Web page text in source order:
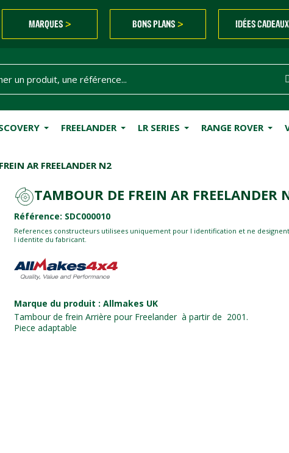
MARQUES > BONS PLANS > IDÉES CADEAUX
FREELANDER LR SERIES RANGE ROVER
AR FREELANDER N2
TAMBOUR DE FREIN AR FREELANDER
Référence: SDC000010
References constructeurs utilisees uniquement pour l identification et ne
l identite du fabricant.
Marque du produit : Allmakes UK
Tambour de frein Arrière pour Freelander à partir de 2001.
Piece adaptable